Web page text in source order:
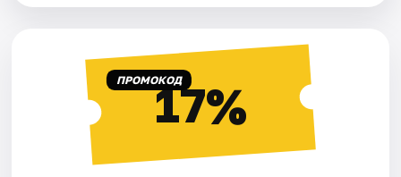
ПРОМОКОД17%